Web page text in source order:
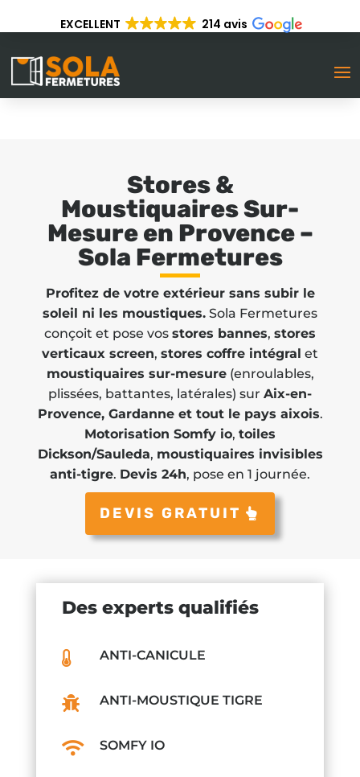
EXCELLENT 214 avis
Stores &
Moustiquaires Sur-
Mesure en Provence –
Sola Fermetures
Profitez de votre extérieur sans subir le
soleil ni les moustiques. Sola Fermetures
conçoit et pose vos stores bannes, stores
verticaux screen, stores coffre intégral et
moustiquaires sur-mesure(enroulables,
plissées, battantes, latérales) sur Aix-en-
Provence, Gardanne et tout le pays aixois.
Motorisation Somfy io, toiles
Dickson/Sauleda, moustiquaires invisibles
anti-tigre. Devis 24h, pose en 1 journée.
DEVIS GRATUIT
Des experts qualifiés
 ANTI-CANICULE
 ANTI-MOUSTIQUE TIGRE
 SOMFY IO